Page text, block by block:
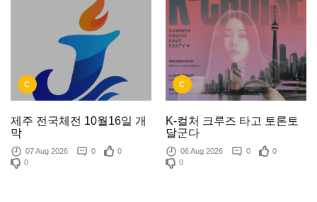
C
제주 전국체전 10월16일 개
막
07 Aug 2026 0
0
0
C
K-컬처 크루즈 타고 토론토
달군다
06 Aug 2026 0
0
0